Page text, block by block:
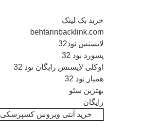
خرید بک لینک
behtarinbacklink.com
لایسنس نود32
پسورد نود 32
اوکلی لایسنس رایگان نود 32
همیار نود 32
بهترین سئو
رایگان
خرید آنتی ویروس کسپرسکی